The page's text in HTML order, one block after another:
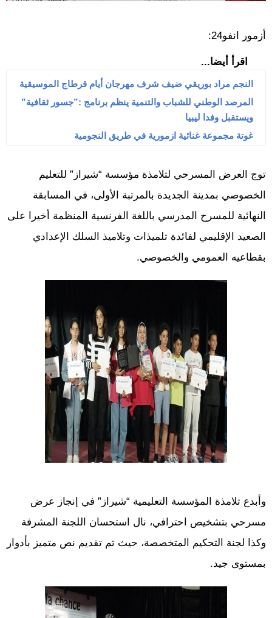
أزمور انفو24:
اقرأ أيضا...
النجم مراد بوريقي ضيف شرف مهرجان أيام قرطاج الموسيقية
المرصد الوطني للشباب والتنمية ينظم برنامج :”جسور ثقافية”
ويستقبل وفدا ليبيا
غوتة مجموعة غنائية ازمورية في طريق النجومية
توج العرض المسرحي لتلامذة مؤسسة “شيراز” للتعليم
الخصوصي بمدينة الجديدة بالمرتبة الأولى، في المسابقة
النهائية للمسرح المدرسي باللغة الفرنسية المنظمة أخيرا على
الصعيد الإقليمي لفائدة تلميذات وتلاميذ السلك الإعدادي
بقطاعيه العمومي والخصوصي.
وأبدع تلامذة المؤسسة التعليمية “شيراز” في إنجاز عرض
مسرحي بتشخيص احترافي، نال استحسان اللجنة المشرفة
وكذا لجنة التحكيم المتخصصة، حيث تم تقديم نص متميز بأدوار
بمستوى جيد.